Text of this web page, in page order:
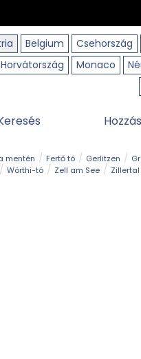
Belgium Csehország
Horvátország Monaco
mentén Fertő tó Gerlitzen
Wörthi-tó Zell am See Zillertal